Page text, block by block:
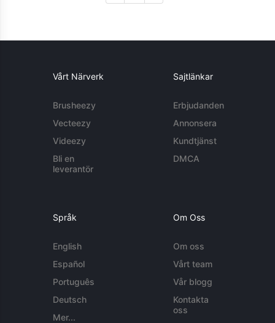
Vårt Närverk
Brusheezy
Vecteezy
Videezy
Bli en
leverantör
Sajtlänkar
Erbjudanden
Annonsera
Kundtjänst
DMCA
Språk
English
Español
Português
Deutsch
Mer...
Om Oss
Om oss
Vårt team
Vår blogg
Kontakta
oss